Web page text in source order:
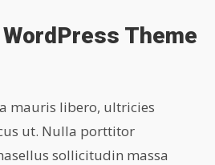
Theme
mauris libero, ultricies
ut. Nulla porttitor
sollicitudin massa